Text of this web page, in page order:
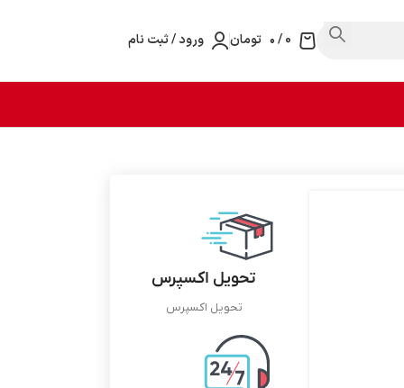
0
/۰ تومان ورود / ثبت نام
تحویل اکسپرس
تحویل اکسپرس